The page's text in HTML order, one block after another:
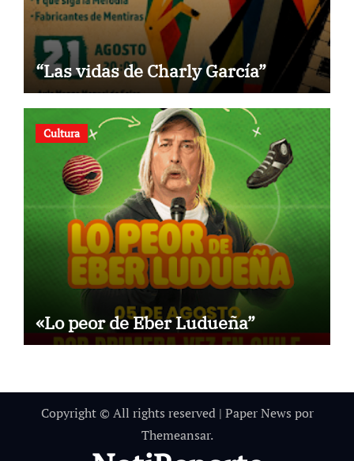
“Las vidas de Charly García”
Cultura
«Lo peor de Eber Ludueña”
Copyright © All rights reserved | Paper News por
Themeansar.